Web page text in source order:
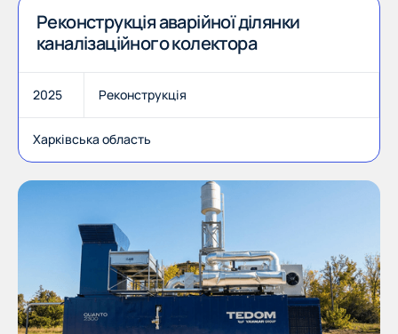
Реконструкція аварійної ділянки
каналізаційного колектора
2025 Реконструкція
Харківська область